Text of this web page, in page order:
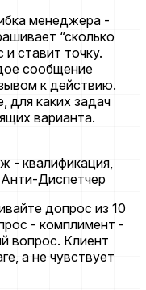
менеджера -
“сколько
ставит точку.
сообщение
к действию.
для каких задач
варианта.
допрос из 10
- комплимент -
вопрос. Клиент
а не чувствует